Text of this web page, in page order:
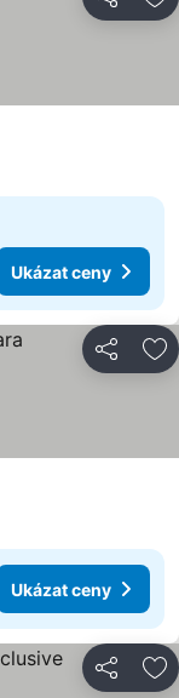
Sdílet
Ukázat ceny
Sdílet
Ukázat ceny
Sdílet